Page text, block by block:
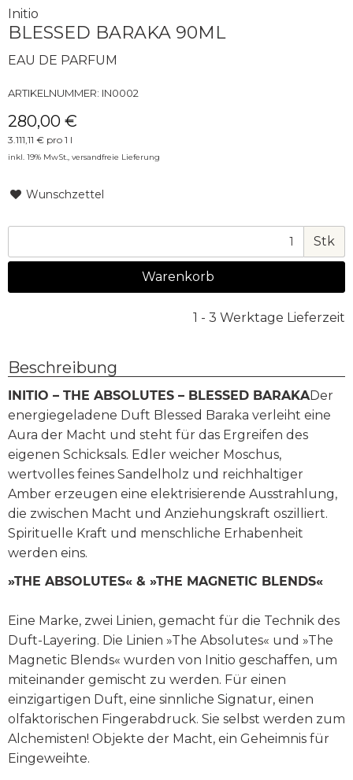
Initio
BLESSED BARAKA 90ML
EAU DE PARFUM
ARTIKELNUMMER: IN0002
280,00 €
3.111,11 € pro 1 l
inkl. 19% MwSt., versandfreie Lieferung
Wunschzettel
Stk
Warenkorb
1 - 3 Werktage Lieferzeit
Beschreibung
INITIO – THE ABSOLUTES – BLESSED BARAKADer
energiegeladene Duft Blessed Baraka verleiht eine
Aura der Macht und steht für das Ergreifen des
eigenen Schicksals. Edler weicher Moschus,
wertvolles feines Sandelholz und reichhaltiger
Amber erzeugen eine elektrisierende Ausstrahlung,
die zwischen Macht und Anziehungskraft oszilliert.
Spirituelle Kraft und menschliche Erhabenheit
werden eins.
»THE ABSOLUTES« & »THE MAGNETIC BLENDS«
Eine Marke, zwei Linien, gemacht für die Technik des
Duft-Layering. Die Linien »The Absolutes« und »The
Magnetic Blends« wurden von Initio geschaffen, um
miteinander gemischt zu werden. Für einen
einzigartigen Duft, eine sinnliche Signatur, einen
olfaktorischen Fingerabdruck. Sie selbst werden zum
Alchemisten! Objekte der Macht, ein Geheimnis für
Eingeweihte.